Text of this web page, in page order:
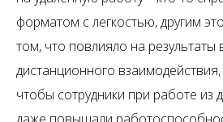
форматом с легкостью, другим
том, что повлияло на результаты
дистанционного
чтобы сотрудники при работе из